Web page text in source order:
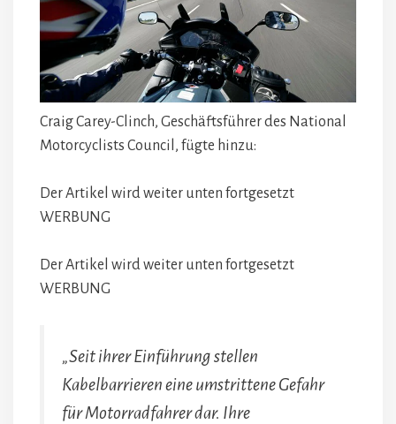
Craig Carey-Clinch, Geschäftsführer des National
Motorcyclists Council, fügte hinzu:
Der Artikel wird weiter unten fortgesetzt
WERBUNG
Der Artikel wird weiter unten fortgesetzt
WERBUNG
„Seit ihrer Einführung stellen
Kabelbarrieren eine umstrittene Gefahr
für Motorradfahrer dar. Ihre